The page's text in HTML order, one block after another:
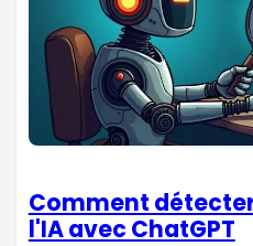
Comment
l'IA avec ChatGPT